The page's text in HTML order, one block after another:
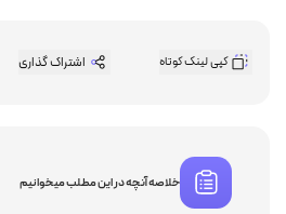
کپی لینک کوتاه اشتراک گذاری
خلاصه آنچه در این مطلب میخوانیم